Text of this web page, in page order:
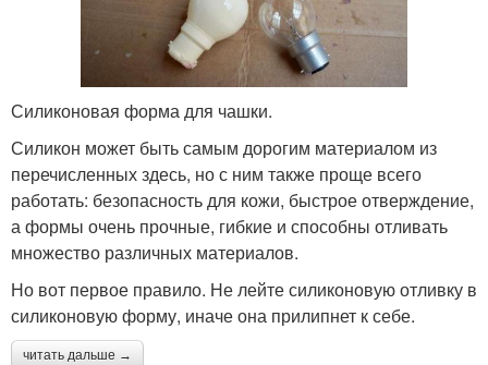
Силиконовая форма для чашки.
Силикон может быть самым дорогим материалом из
перечисленных здесь, но с ним также проще всего
работать: безопасность для кожи, быстрое отверждение,
а формы очень прочные, гибкие и способны отливать
множество различных материалов.
Но вот первое правило. Не лейте силиконовую отливку в
силиконовую форму, иначе она прилипнет к себе.
читать дальше →